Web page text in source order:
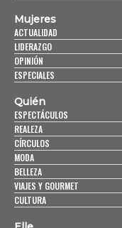
Mujeres
ACTUALIDAD
LIDERAZGO
OPINIÓN
ESPECIALES
Quién
ESPECTÁCULOS
REALEZA
CÍRCULOS
MODA
BELLEZA
VIAJES Y GOURMET
CULTURA